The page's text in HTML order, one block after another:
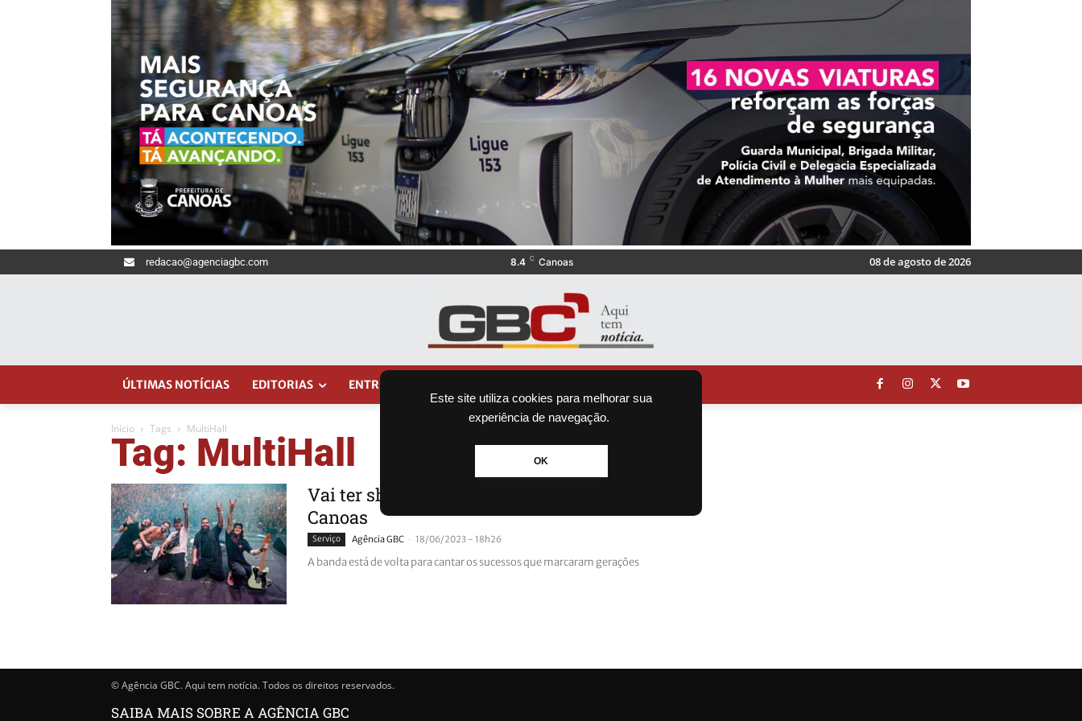
Este site utiliza cookies para melhorar sua
experiência de navegação.
OK
redacao@agenciagbc.com 8.4 C Canoas 08 de agosto de 2026
ÚLTIMAS NOTÍCIAS EDITORIAS ENTRETENIMENTO
Início Tags MultiHall
Tag: MultiHall
Vai ter show do Reação em Cadeia em
Canoas
Serviço Agência GBC - 18/06/2023 - 18h26
A banda está de volta para cantar os sucessos que marcaram gerações
© Agência GBC. Aqui tem notícia. Todos os direitos reservados.
SAIBA MAIS SOBRE A AGÊNCIA GBC